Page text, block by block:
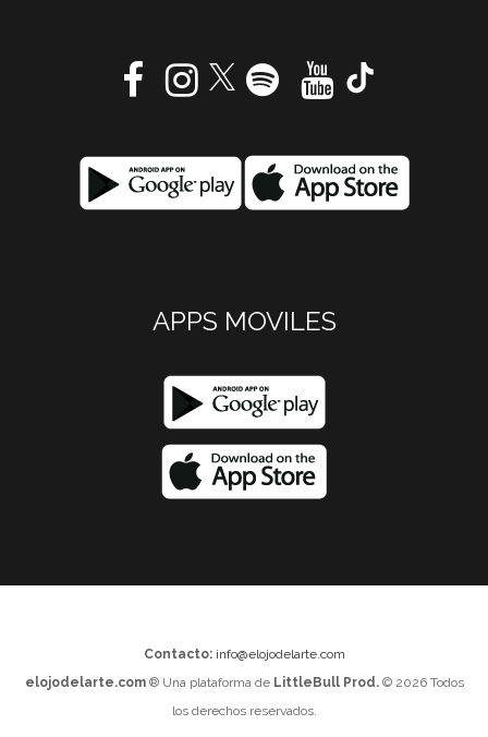
APPS MOVILES
Contacto: info@elojodelarte.com
elojodelarte.com® Una plataforma de LittleBull Prod.© 2026 Todos
los derechos reservados.